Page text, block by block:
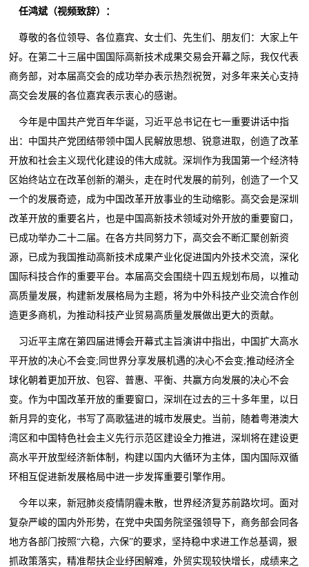
任鸿斌（视频致辞）：
尊敬的各位领导、各位嘉宾、女士们、先生们、朋友们：大家上午
好。在第二十三届中国国际高新技术成果交易会开幕之际，我仅代表
商务部，对本届高交会的成功举办表示热烈祝贺，对多年来关心支持
高交会发展的各位嘉宾表示衷心的感谢。
今年是中国共产党百年华诞，习近平总书记在七一重要讲话中指
出：中国共产党团结带领中国人民解放思想、锐意进取，创造了改革
开放和社会主义现代化建设的伟大成就。深圳作为我国第一个经济特
区始终站立在改革创新的潮头，走在时代发展的前列，创造了一个又
一个的发展奇迹，成为中国改革开放事业的生动缩影。高交会是深圳
改革开放的重要名片，也是中国高新技术领域对外开放的重要窗口，
已成功举办二十二届。在各方共同努力下，高交会不断汇聚创新资
源，已成为我国推动高新技术成果产业化促进国内外技术交流，深化
国际科技合作的重要平台。本届高交会围绕十四五规划布局，以推动
高质量发展，构建新发展格局为主题，将为中外科技产业交流合作创
造更多商机，为推动科技产业贸易高质量发展做出更大的贡献。
习近平主席在第四届进博会开幕式主旨演讲中指出，中国扩大高水
平开放的决心不会变;同世界分享发展机遇的决心不会变;推动经济全
球化朝着更加开放、包容、普惠、平衡、共赢方向发展的决心不会
变。作为中国改革开放的重要窗口，深圳在过去的三十多年里，以日
新月异的变化，书写了高歌猛进的城市发展史。当前，随着粤港澳大
湾区和中国特色社会主义先行示范区建设全力推进，深圳将在建设更
高水平开放型经济新体制，构建以国内大循环为主体，国内国际双循
环相互促进新发展格局中进一步发挥重要引擎作用。
今年以来，新冠肺炎疫情阴霾未散，世界经济复苏前路坎坷。面对
复杂严峻的国内外形势，在党中央国务院坚强领导下，商务部会同各
地方各部门按照“六稳，六保”的要求，坚持稳中求进工作总基调，狠
抓政策落实，精准帮扶企业纾困解难，外贸实现较快增长，成绩来之